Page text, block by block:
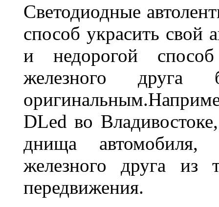
Светодиодные
способ украсить свой
и недорогой
железного друга
DLed во
днища
железного друга из
передвижения.